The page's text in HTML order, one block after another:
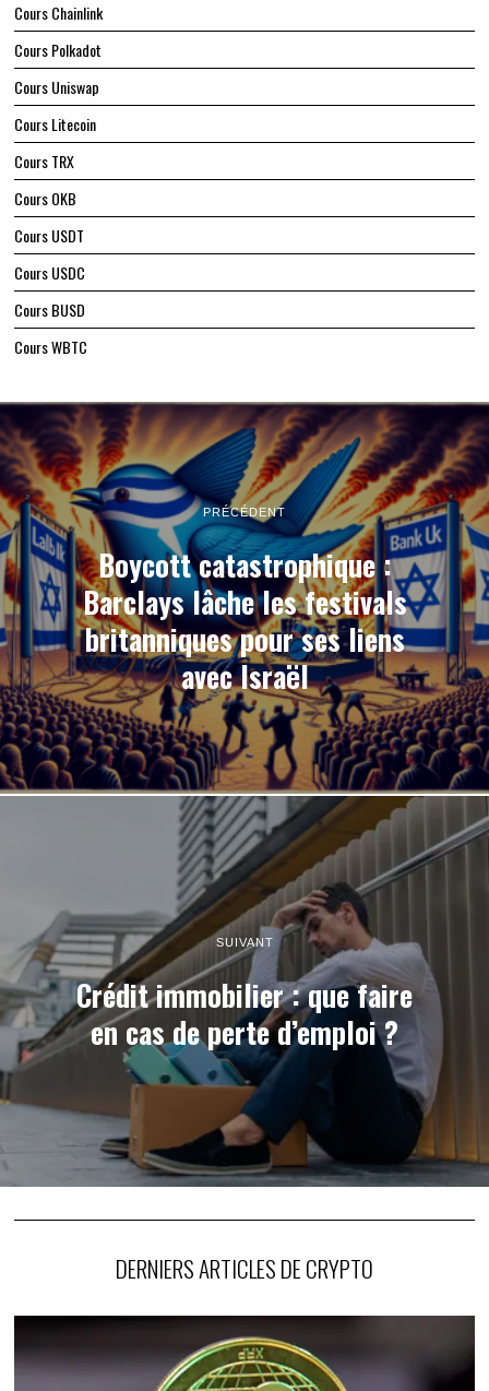
Cours Chainlink
Cours Polkadot
Cours Uniswap
Cours Litecoin
Cours TRX
Cours OKB
Cours USDT
Cours USDC
Cours BUSD
Cours WBTC
PRÉCÉDENT
Boycott catastrophique :
Barclays lâche les festivals
britanniques pour ses liens
avec Israël
SUIVANT
Crédit immobilier : que faire
en cas de perte d’emploi ?
DERNIERS ARTICLES DE CRYPTO